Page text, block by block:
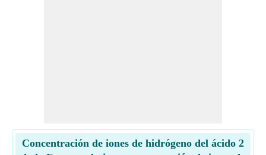
Concentración de iones de hidrógeno del ácido 2